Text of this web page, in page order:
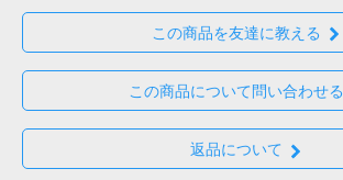
この商品を友達に教える
この商品について問い合わせる
返品について